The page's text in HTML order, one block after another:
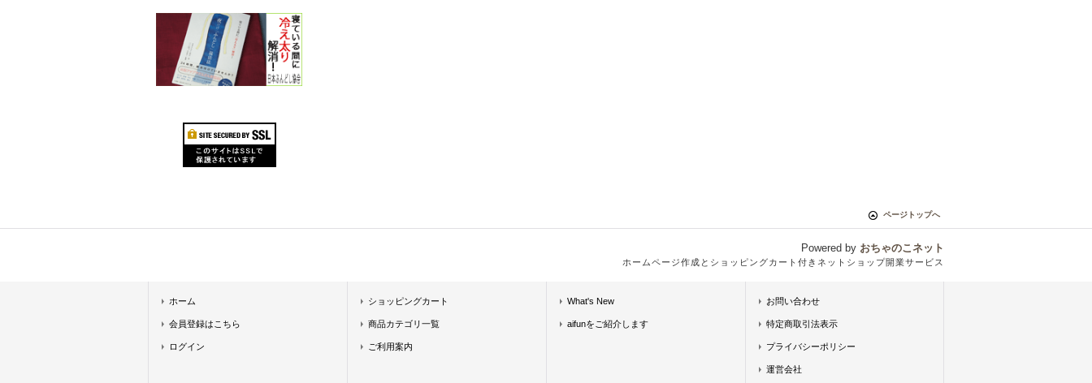
ページトップへ
Powered by おちゃのこネット
ホームページ作成とショッピングカート付きネットショップ開業サービス
ホーム
会員登録はこちら
ログイン
ショッピングカート
商品カテゴリ一覧
ご利用案内
What's New
aifunをご紹介します
お問い合わせ
特定商取引法表示
プライバシーポリシー
運営会社